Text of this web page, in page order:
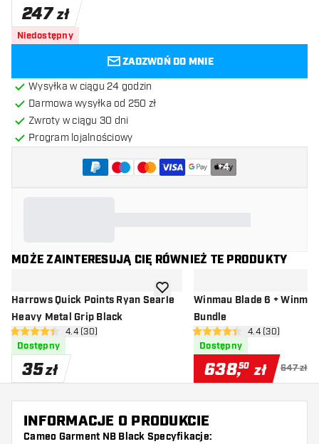
247 zł
Niedostępny
ZADZWOŃ DO MNIE
Wysyłka w ciągu 24 godzin
Darmowa wysyłka od 250 zł
Zwroty w ciągu 30 dni
Program lojalnościowy
+4
MOŻE ZAINTERESUJĄ CIĘ RÓWNIEŻ TE PRODUKTY
Harrows Quick Points Ryan Searle
Heavy Metal Grip Black
otwórz panel recenzji
4.4 gwiazdki oceny
4.4 (30)
Dostępny
35zł
dodaj do listy życzeń
Winmau Blade 6 +
Bundle
otwórz panel
4.4 gwiazdki oceny
4.4 (30)
Dostępny
638,50 zł 647 zł
INFORMACJE O PRODUKCIE
Cameo Garment NB Black Specyfikacje: